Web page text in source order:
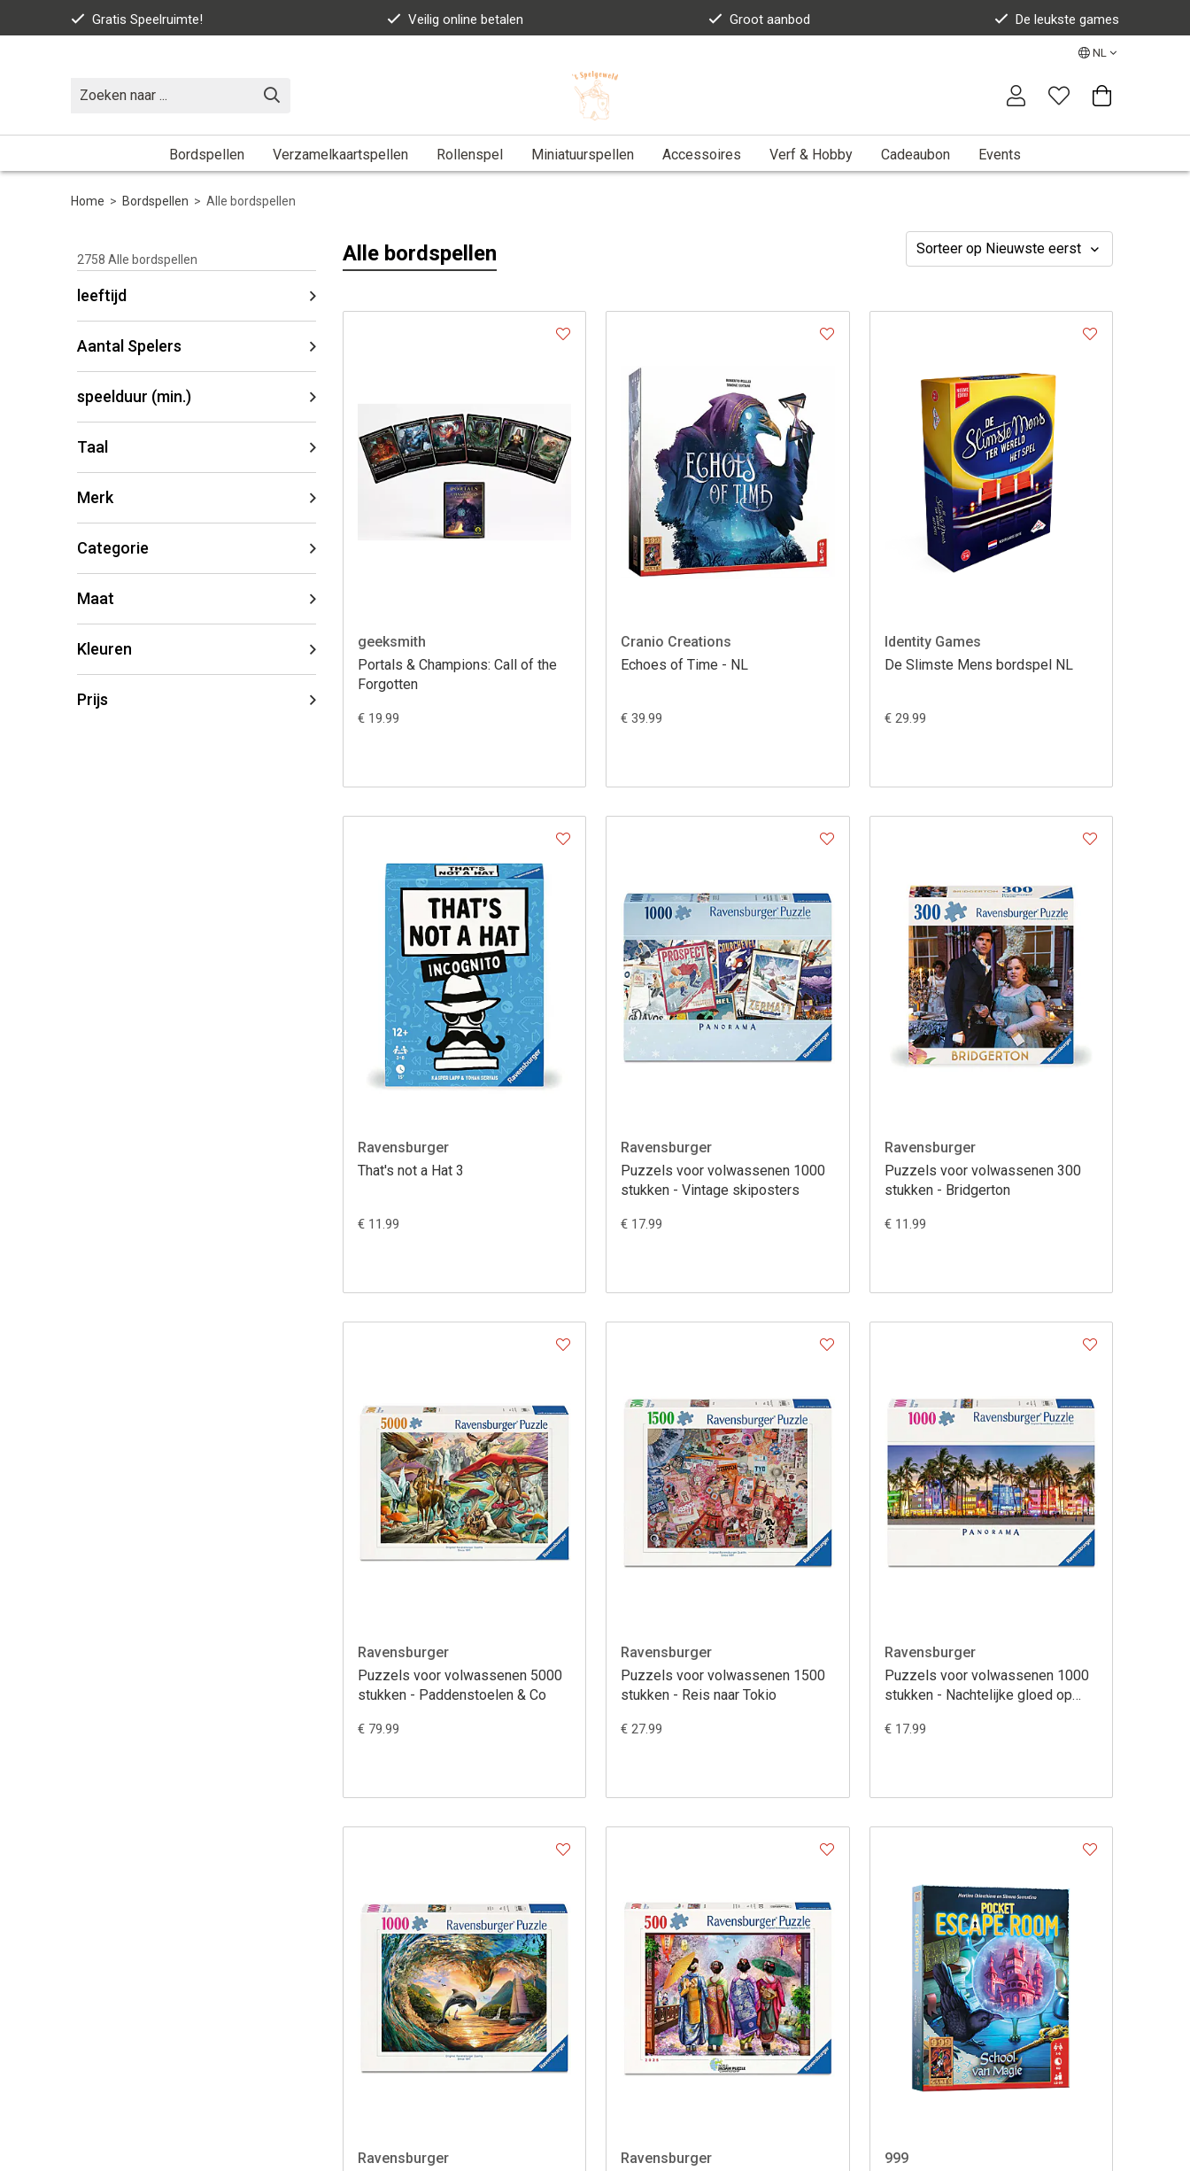
Gratis Speelruimte! Veilig online betalen Groot aanbod De leukste games
NL
Bordspellen Verzamelkaartspellen Rollenspel Miniatuurspellen Accessoires Verf & Hobby Cadeaubon Events
Home > Bordspellen > Alle bordspellen
2758 Alle bordspellen
leeftijd
Aantal Spelers
speelduur (min.)
Taal
Merk
Categorie
Maat
Kleuren
Prijs
Alle bordspellen
geeksmith
Portals & Champions: Call of the
Forgotten
€ 19.99
Cranio Creations
Echoes of Time - NL
€ 39.99
Identity Games
De Slimste Mens bordspel NL
€ 29.99
Ravensburger
That's not a Hat 3
€ 11.99
Ravensburger
Puzzels voor volwassenen 1000
stukken - Vintage skiposters
€ 17.99
Ravensburger
Puzzels voor volwassenen 300
stukken - Bridgerton
€ 11.99
Ravensburger
Puzzels voor volwassenen 5000
stukken - Paddenstoelen & Co
€ 79.99
Ravensburger
Puzzels voor volwassenen 1500
stukken - Reis naar Tokio
€ 27.99
Ravensburger
Puzzels voor volwassenen 1000
stukken - Nachtelijke gloed op
€ 17.99
Ravensburger
Ravensburger
999